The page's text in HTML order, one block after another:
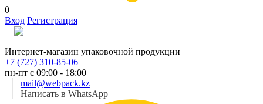
0
Вход Регистрация
Интернет-магазин упаковочной продукции
+7 (727) 310-85-06
пн-пт с 09:00 - 18:00
mail@webpack.kz
Написать в WhatsApp